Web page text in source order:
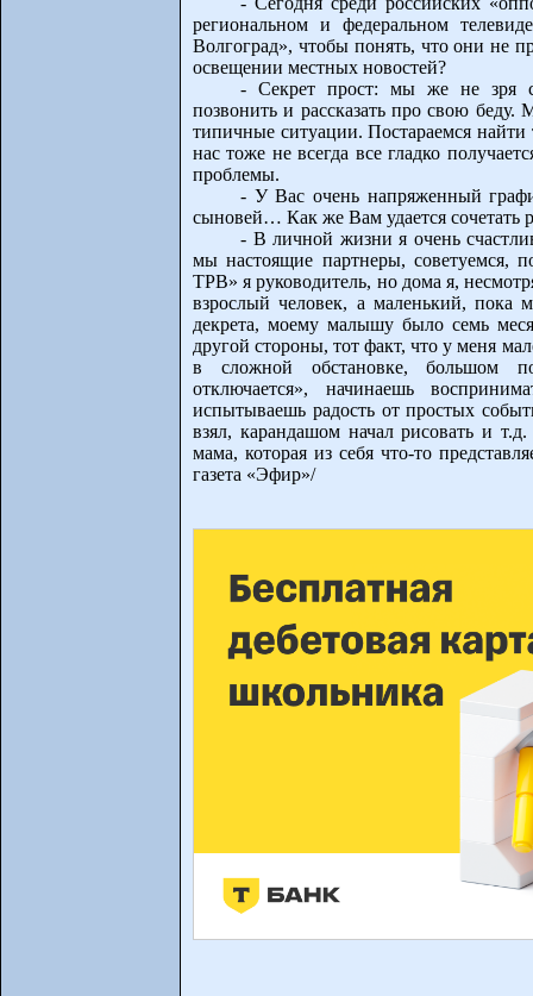
региональном и федеральном
Волгоград», чтобы понять, что они не
освещении местных новостей?
- Секрет прост: мы же не зря
позвонить и рассказать про свою
типичные ситуации. Постараемся найти
нас тоже не всегда все гладко
проблемы.
- У Вас очень напряженный
сыновей… Как же Вам удается сочетать
- В личной жизни я очень
мы настоящие партнеры, советуемся,
ТРВ» я руководитель, но дома я,
взрослый человек, а маленький, пока
декрета, моему малышу было семь
другой стороны, тот факт, что у меня
в сложной обстановке, большом
отключается», начинаешь
испытываешь радость от простых
взял, карандашом начал рисовать и
мама, которая из себя что-то
газета «Эфир»/